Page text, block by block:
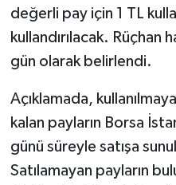
değerli pay için 1 TL
kullandırılacak. Rüçhan
gün olarak belirlendi.
Açıklamada,
kalan payların Borsa
günü süreyle satışa
Satılamayan payların